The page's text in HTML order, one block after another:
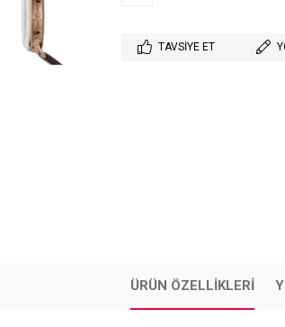
TAVSIYE ET
ÜRÜN ÖZELLIKLERI